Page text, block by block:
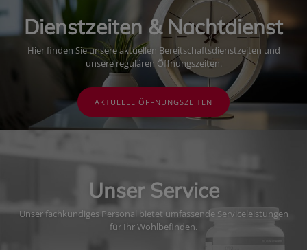
Dienstzeiten & Nachtdienst
Hier finden Sie unsere aktuellen Bereitschaftsdienstzeiten und
unsere regulären Öffnungszeiten.
AKTUELLE ÖFFNUNGSZEITEN
Unser Service
Unser fachkundiges Personal bietet umfassende Serviceleistungen
für Ihr Wohlbefinden.